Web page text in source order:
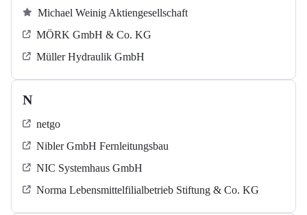
Michael Weinig Aktiengesellschaft
MÖRK GmbH & Co. KG
Müller Hydraulik GmbH
N
netgo
Nibler GmbH Fernleitungsbau
NIC Systemhaus GmbH
Norma Lebensmittelfilialbetrieb Stiftung & Co. KG